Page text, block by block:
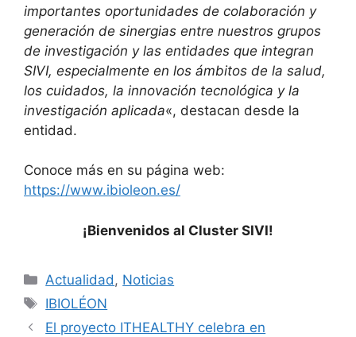
importantes oportunidades de colaboración y
generación de sinergias entre nuestros grupos
de investigación y las entidades que integran
SIVI, especialmente en los ámbitos de la salud,
los cuidados, la innovación tecnológica y la
investigación aplicada«, destacan desde la
entidad.
Conoce más en su página web:
https://www.ibioleon.es/
¡Bienvenidos al Cluster SIVI!
Categorías
Actualidad , Noticias
Etiquetas
IBIOLÉON
El proyecto ITHEALTHY celebra en